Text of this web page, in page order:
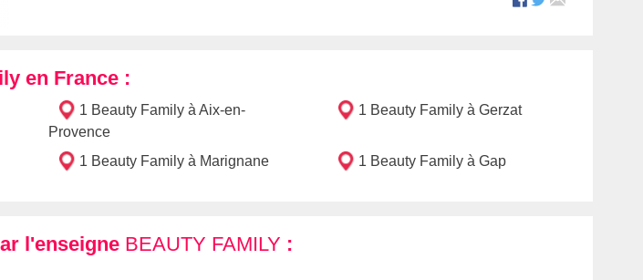
en France :
1 Beauty Family à Aix-en-
Provence
1 Beauty Family à Gerzat
1 Beauty Family à Marignane 1 Beauty Family à Gap
l'enseigne BEAUTY FAMILY :